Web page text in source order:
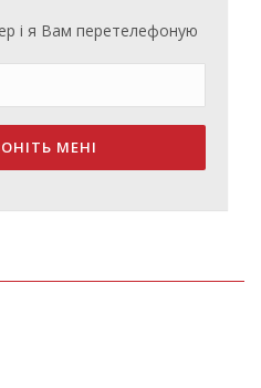
і я Вам перетелефоную
МЕНІ